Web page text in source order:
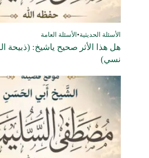
الأسئلة الحديثية• الأسئلة العامة
هل هذا الأثر صحيح ياشيخ: (ذبيحة
نسي)